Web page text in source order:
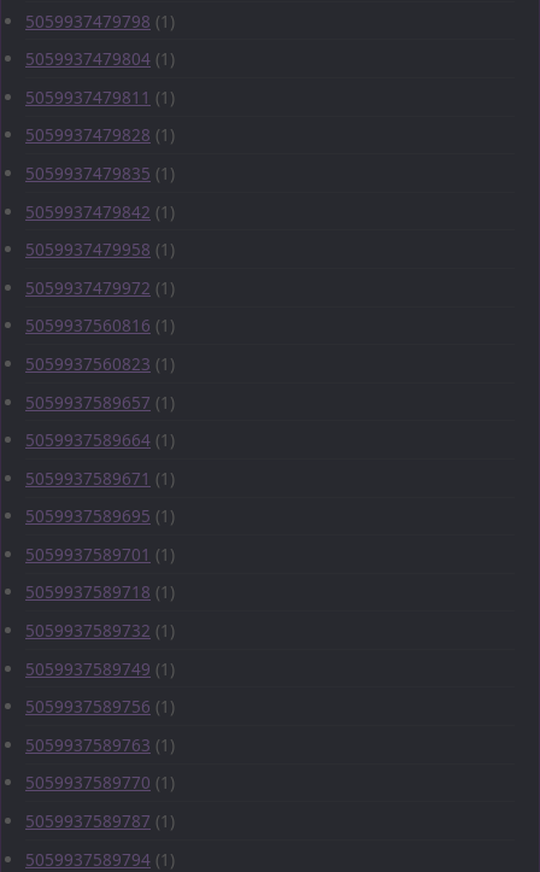
5059937479798 (1)
5059937479804 (1)
5059937479811 (1)
5059937479828 (1)
5059937479835 (1)
5059937479842 (1)
5059937479958 (1)
5059937479972 (1)
5059937560816 (1)
5059937560823 (1)
5059937589657 (1)
5059937589664 (1)
5059937589671 (1)
5059937589695 (1)
5059937589701 (1)
5059937589718 (1)
5059937589732 (1)
5059937589749 (1)
5059937589756 (1)
5059937589763 (1)
5059937589770 (1)
5059937589787 (1)
5059937589794 (1)